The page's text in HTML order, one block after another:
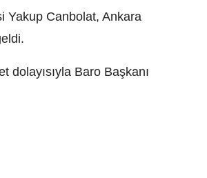
Yakup Canbolat, Ankara
dolayısıyla Baro Başkanı